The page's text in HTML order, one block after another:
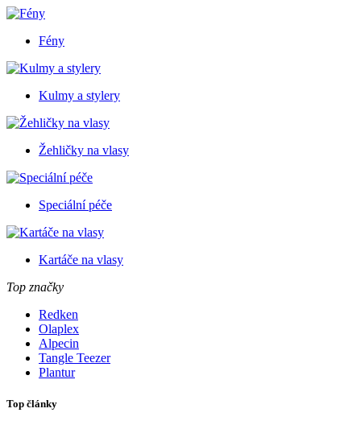
Fény
Kulmy a stylery
Žehličky na vlasy
Speciální péče
Kartáče na vlasy
Top značky
Redken
Olaplex
Alpecin
Tangle Teezer
Plantur
Top články